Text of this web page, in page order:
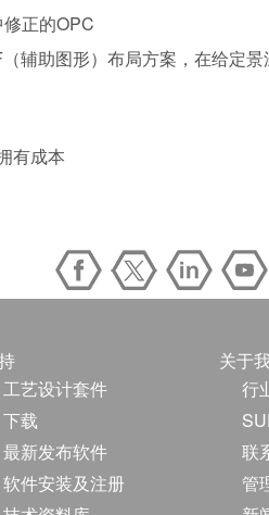
正的OPC
辅助图形）布局方案，在给定
有成本
工艺设计套件
下载
最新发布软件
软件安装及注册
关于
行
联
管